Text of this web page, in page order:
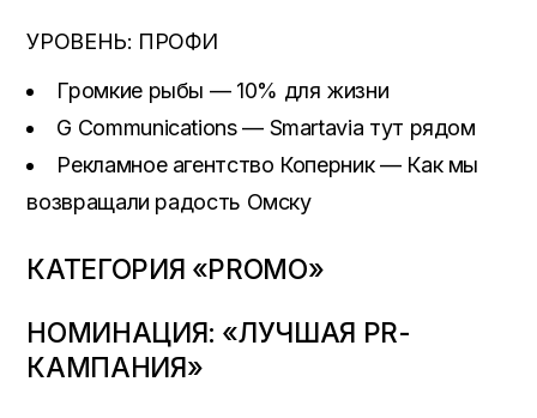
УРОВЕНЬ: ПРОФИ
Громкие рыбы — 10% для жизни
G Communications — Smartavia тут рядом
Рекламное агентство Коперник — Как мы
возвращали радость Омску
КАТЕГОРИЯ «PROMO»
НОМИНАЦИЯ: «ЛУЧШАЯ PR-
КАМПАНИЯ»